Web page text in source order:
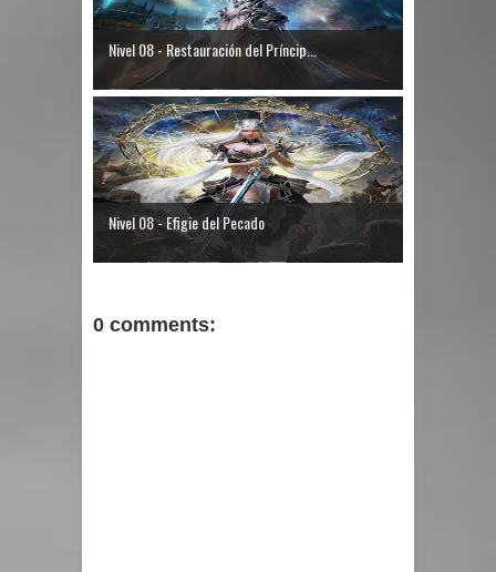
Nivel 08 - Restauración del Príncip...
Nivel 08 - Efigie del Pecado
0 comments: